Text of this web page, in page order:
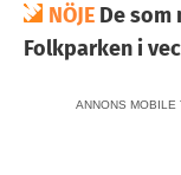
NÖJE De som
Folkparken i
ANNONS MOBILE